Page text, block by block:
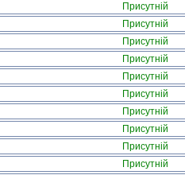
Присутній
Присутній
Присутній
Присутній
Присутній
Присутній
Присутній
Присутній
Присутній
Присутній